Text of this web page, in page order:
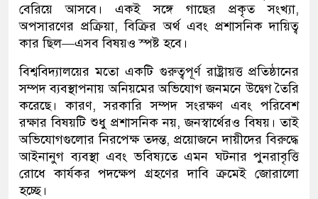
বেরিয়ে আসবে। একই সঙ্গে গাছের প্রকৃত সংখ্যা,
অপসারণের প্রক্রিয়া, বিক্রির অর্থ এবং প্রশাসনিক দায়িত্ব
কার ছিল—এসব বিষয়ও স্পষ্ট হবে।
বিশ্ববিদ্যালয়ের মতো একটি গুরুত্বপূর্ণ রাষ্ট্রায়ত্ত প্রতিষ্ঠানের
সম্পদ ব্যবস্থাপনায় অনিয়মের অভিযোগ জনমনে উদ্বেগ তৈরি
করেছে। কারণ, সরকারি সম্পদ সংরক্ষণ এবং পরিবেশ
রক্ষার বিষয়টি শুধু প্রশাসনিক নয়, জনস্বার্থেরও বিষয়। তাই
অভিযোগগুলোর নিরপেক্ষ তদন্ত, প্রয়োজনে দায়ীদের বিরুদ্ধে
আইনানুগ ব্যবস্থা এবং ভবিষ্যতে এমন ঘটনার পুনরাবৃত্তি
রোধে কার্যকর পদক্ষেপ গ্রহণের দাবি ক্রমেই জোরালো
হচ্ছে।